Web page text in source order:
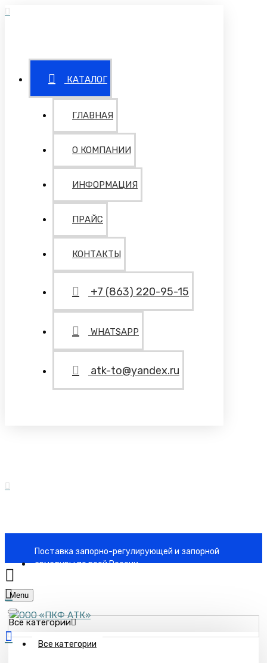
КАТАЛОГ
ГЛАВНАЯ
О КОМПАНИИ
ИНФОРМАЦИЯ
ПРАЙС
КОНТАКТЫ
+7 (863) 220-95-15
WHATSAPP
atk-to@yandex.ru
Поставка запорно-регулирующей и запорной
арматуры по всей России
Menu
Все категории
Все категории